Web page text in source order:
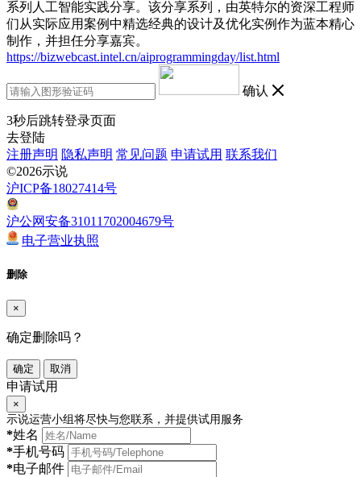
系列人工智能实践分享。该分享系列，由英特尔的资深工程师
们从实际应用案例中精选经典的设计及优化实例作为蓝本精心
制作，并担任分享嘉宾。
https://bizwebcast.intel.cn/aiprogrammingday/list.html
确认
3秒后跳转登录页面
去登陆
注册声明 隐私声明 常见问题 申请试用 联系我们
©2026示说
沪ICP备18027414号
沪公网安备31011702004679号
电子营业执照
删除
×
确定删除吗？
确定 取消
申请试用
×
示说运营小组将尽快与您联系，并提供试用服务
*姓名
*手机号码
*电子邮件